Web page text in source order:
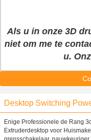
Als u in onze 3D
niet om me te
u.
Desktop Switching
Enige Professionele de Rang
Extruderdesktop voor